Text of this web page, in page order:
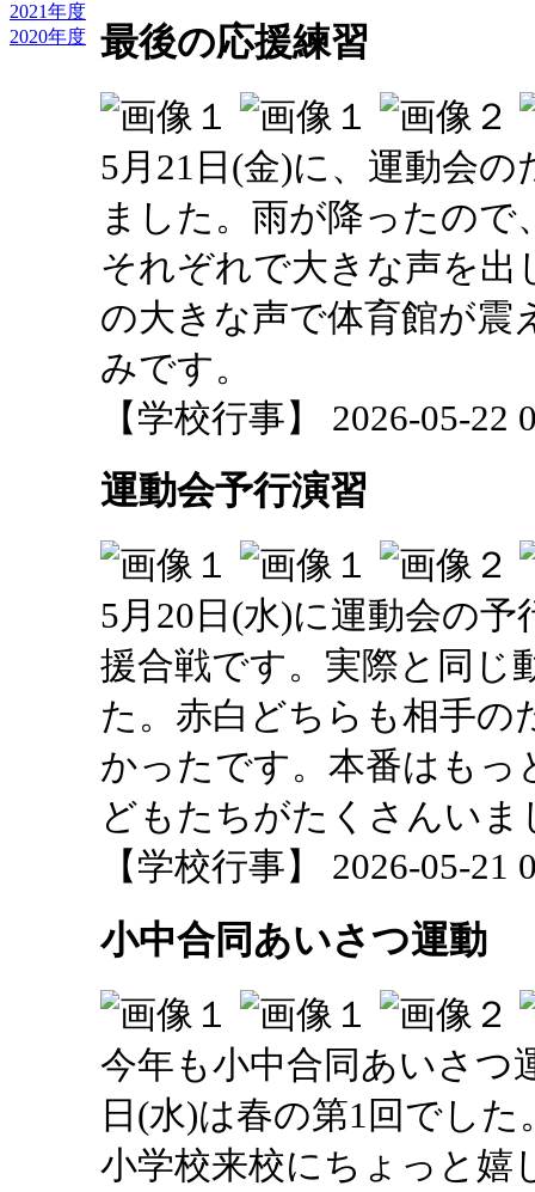
2021年度
2020年度
最後の応援練習
5月21日(金)に、運動会
ました。雨が降ったの
それぞれで大きな声を出
の大きな声で体育館が震
みです。
【学校行事】 2026-05-22
運動会予行演習
5月20日(水)に運動会の
援合戦です。実際と同じ
た。赤白どちらも相手の
かったです。本番はもっ
どもたちがたくさんいま
【学校行事】 2026-05-21
小中合同あいさつ運動
今年も小中合同あいさつ
日(水)は春の第1回でし
小学校来校にちょっと嬉